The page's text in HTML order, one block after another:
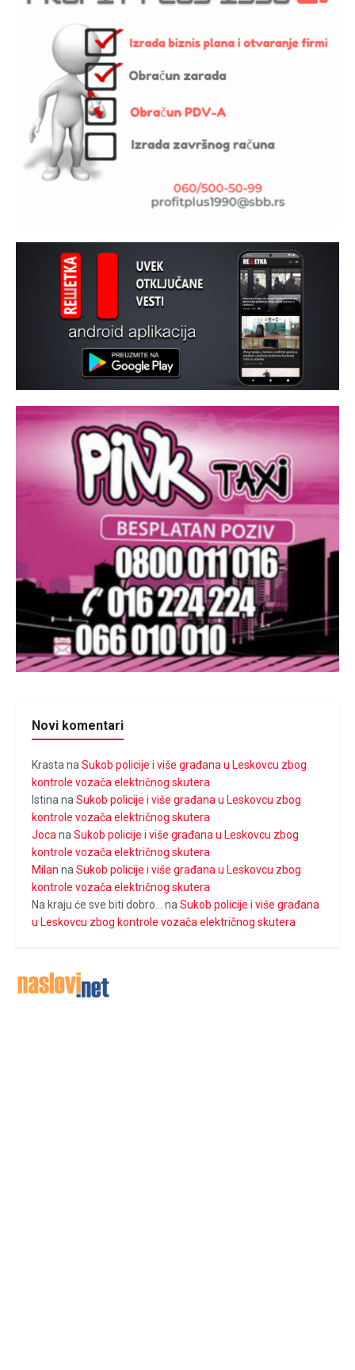
Novi komentari
Krasta na Sukob policije i više građana u Leskovcu zbog
kontrole vozača električnog skutera
Istina na Sukob policije i više građana u Leskovcu zbog
kontrole vozača električnog skutera
Joca na Sukob policije i više građana u Leskovcu zbog
kontrole vozača električnog skutera
Milan na Sukob policije i više građana u Leskovcu zbog
kontrole vozača električnog skutera
Na kraju će sve biti dobro...
na Sukob policije i više građana
u Leskovcu zbog kontrole vozača električnog skutera